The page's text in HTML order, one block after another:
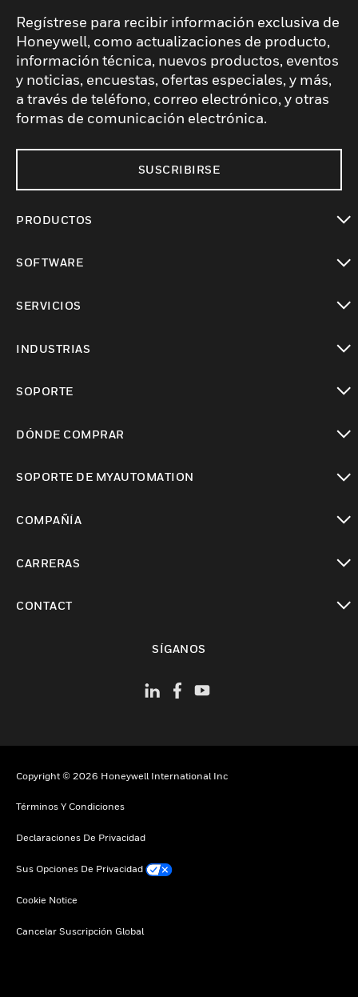
Regístrese para recibir información exclusiva de
Honeywell, como actualizaciones de producto,
información técnica, nuevos productos, eventos
y noticias, encuestas, ofertas especiales, y más,
a través de teléfono, correo electrónico, y otras
formas de comunicación electrónica.
SUSCRIBIRSE
PRODUCTOS
SOFTWARE
SERVICIOS
INDUSTRIAS
SOPORTE
DÓNDE COMPRAR
SOPORTE DE MYAUTOMATION
COMPAÑÍA
CARRERAS
CONTACT
SÍGANOS
Copyright © 2026 Honeywell International Inc
Términos Y Condiciones
Declaraciones De Privacidad
Sus Opciones De Privacidad
Cookie Notice
Cancelar Suscripción Global